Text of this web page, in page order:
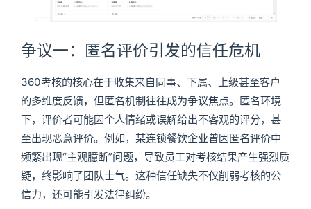
争议一：匿名评价引发的信任危机
360考核的核心在于收集来自同事、下属、上级甚至客户
的多维度反馈，但匿名机制往往成为争议焦点。匿名环境
下，评价者可能因个人情绪或误解给出不客观的评分，甚
至出现恶意评价。例如，某连锁餐饮企业曾因匿名评价中
频繁出现“主观臆断”问题，导致员工对考核结果产生强烈质
疑，终影响了团队士气。这种信任缺失不仅削弱考核的公
信力，还可能引发法律纠纷。